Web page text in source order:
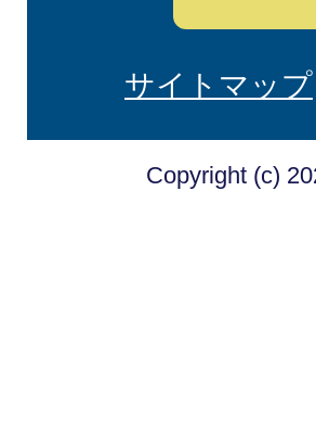
サイトマップ
Copyright (c)